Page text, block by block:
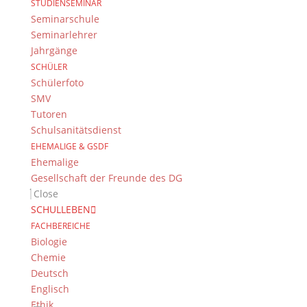
STUDIENSEMINAR
Seminarschule
Seminarlehrer
Jahrgänge
SCHÜLER
Schülerfoto
SMV
Tutoren
Schulsanitätsdienst
EHEMALIGE & GSDF
Ehemalige
Gesellschaft der Freunde des DG
Close
SCHULLEBEN
FACHBEREICHE
Biologie
Chemie
Deutsch
Englisch
Fotos: Alexander Divivi, Schüler experimentieren
2018
Lena Würtle, Jugend forscht 2018
Suche
Newsarchiv
Newsarchiv
Das DG